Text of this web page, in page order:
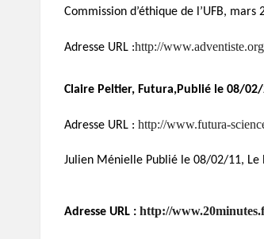
Commission d’éthique de l’UFB, mars
Adresse URL :http://
Claire Peltier, Futura,Publié le 08/
Adresse URL : http://www.futura-
Julien Ménielle Publié le 08/02/11,
Adresse URL : http://